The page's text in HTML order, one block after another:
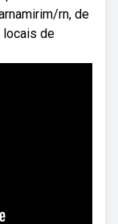
rn, de
locais de